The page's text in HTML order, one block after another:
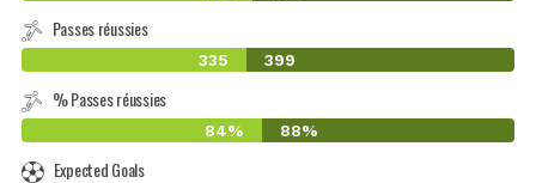
Passes réussies
335 399
% Passes réussies
84% 88%
Expected Goals